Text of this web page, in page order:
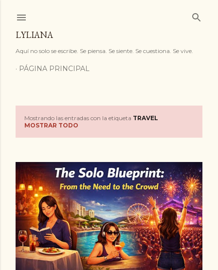
LYLIANA
Aquí no solo se escribe. Se piensa. Se siente. Se cuestiona. Se vive.
PÁGINA PRINCIPAL
t
r
a
d
a
s
Mostrando las entradas con la etiqueta TRAVEL
MOSTRAR TODO